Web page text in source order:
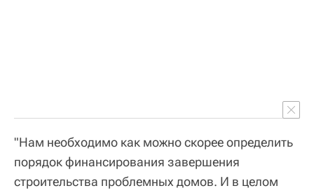
"Нам необходимо как можно скорее определить
порядок финансирования завершения
строительства проблемных домов. И в целом